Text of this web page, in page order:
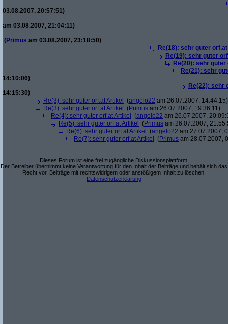
03.08.2007, 20:57:51)
am 03.08.2007, 21:04:11)
(Primus am 03.08.2007, 23:18:50)
Re(18): sehr guter
Re(19): sehr guter
Re(20): sehr
Re(21): sehr
14:10:06)
Re(22): sehr
14:15:30)
Re(3): sehr guter orf.at Artikel
(angelo22 am 26.07.2007, 14:44:15)
Re(3): sehr guter orf.at Artikel
(Primus am 26.07.2007, 19:36:11)
Re(4): sehr guter orf.at Artikel
(angelo22 am 26.07.2007,
Re(5): sehr guter orf.at Artikel
(Primus am 26.07.2007,
Re(6): sehr guter orf.at Artikel
(angelo22 am 27.07.2007,
Re(7): sehr guter orf.at Artikel
(Primus am 28.07.2007,
Dieses Forum ist eine frei zugängliche Diskussionsplattform.
Der Betreiber übernimmt keine Verantwortung für den Inhalt der Beiträge und behält sich das
Recht vor, Beiträge mit rechtswidrigem oder anstößigem Inhalt zu löschen.
Datenschutzerklärung